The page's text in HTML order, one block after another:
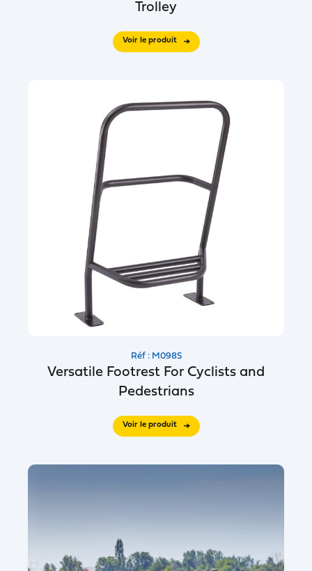
Trolley
Voir le produit
Réf : M098S
Versatile Footrest For Cyclists and
Pedestrians
Voir le produit